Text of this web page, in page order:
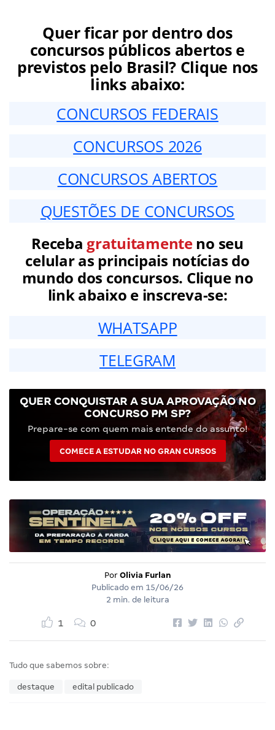
Quer ficar por dentro dos
concursos públicos abertos e
previstos pelo Brasil? Clique nos
links abaixo:
CONCURSOS FEDERAIS
CONCURSOS 2026
CONCURSOS ABERTOS
QUESTÕES DE CONCURSOS
Receba gratuitamenteno seu
celular as principais notícias do
mundo dos concursos. Clique no
link abaixo e inscreva-se:
WHATSAPP
TELEGRAM
QUER CONQUISTAR A SUA APROVAÇÃO NO
CONCURSO PM SP?
Prepare-se com quem mais entende do assunto!
COMECE A ESTUDAR NO GRAN CURSOS
Por Olivia Furlan
Publicado em 15/06/26
2 min. de leitura
1 0
Tudo que sabemos sobre:
destaque edital publicado